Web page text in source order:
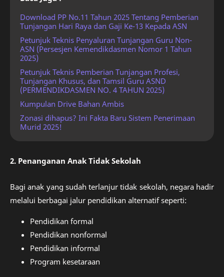
Download PP No.11 Tahun 2025 Tentang Pemberian
Tunjangan Hari Raya dan Gaji Ke-13 Kepada ASN
Petunjuk Teknis Penyaluran Tunjangan Guru Non-
ASN (Persesjen Kemendikdasmen Nomor 1 Tahun
2025)
Petunjuk Teknis Pemberian Tunjangan Profesi,
Tunjangan Khusus, dan Tamsil Guru ASND
(PERMENDIKDASMEN NO. 4 TAHUN 2025)
Kumpulan Drive Bahan Ambis
Zonasi dihapus? Ini Fakta Baru Sistem Penerimaan
Murid 2025!
2. Penanganan Anak Tidak Sekolah
Bagi anak yang sudah terlanjur tidak sekolah, negara hadir
melalui berbagai jalur pendidikan alternatif seperti:
Pendidikan formal
Pendidikan nonformal
Pendidikan informal
Program kesetaraan